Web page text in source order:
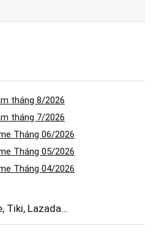
tháng 8/2026
tháng 7/2026
Tháng 06/2026
Tháng 05/2026
Tháng 04/2026
Tiki, Lazada…